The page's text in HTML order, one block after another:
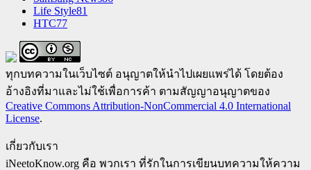
Life Style81
HTC77
ทุกบทความในเว็บไซต์ อนุญาตให้นำไปเผยแพร่ได้ โดยต้อง
อ้างอิงที่มาและไม่ใช้เพื่อการค้า ตามสัญญาอนุญาตของ
Creative Commons Attribution-NonCommercial 4.0 International
License.
เกี่ยวกับเรา
iNeetoKnow.org คือ พวกเรา ที่รักในการเขียนบทความให้ความ